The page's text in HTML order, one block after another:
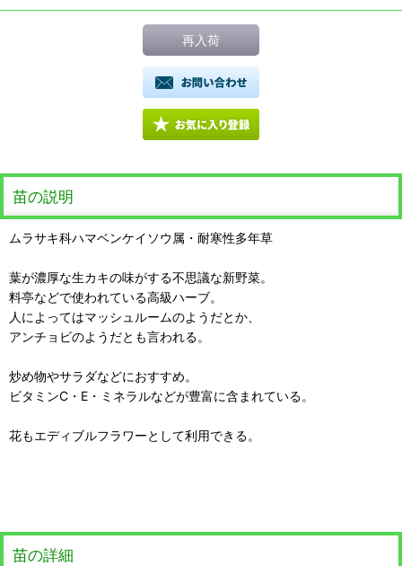
再入荷
苗の説明
ムラサキ科ハマベンケイソウ属・耐寒性多年草
葉が濃厚な生カキの味がする不思議な新野菜。
料亭などで使われている高級ハーブ。
人によってはマッシュルームのようだとか、
アンチョビのようだとも言われる。
炒め物やサラダなどにおすすめ。
ビタミンC・E・ミネラルなどが豊富に含まれている。
花もエディブルフラワーとして利用できる。
苗の詳細